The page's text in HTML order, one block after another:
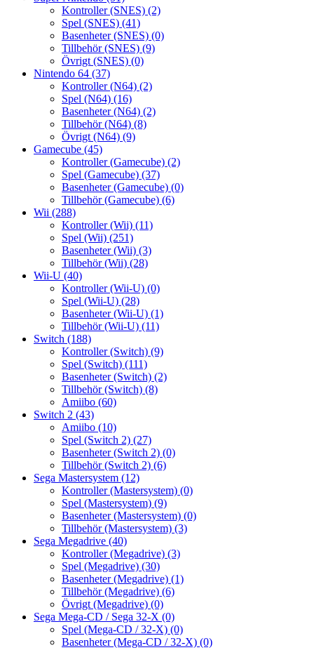
Kontroller (SNES) (2)
Spel (SNES) (41)
Basenheter (SNES) (0)
Tillbehör (SNES) (9)
Övrigt (SNES) (0)
Nintendo 64 (37)
Kontroller (N64) (2)
Spel (N64) (16)
Basenheter (N64) (2)
Tillbehör (N64) (8)
Övrigt (N64) (9)
Gamecube (45)
Kontroller (Gamecube) (2)
Spel (Gamecube) (37)
Basenheter (Gamecube) (0)
Tillbehör (Gamecube) (6)
Wii (288)
Kontroller (Wii) (11)
Spel (Wii) (251)
Basenheter (Wii) (3)
Tillbehör (Wii) (28)
Wii-U (40)
Kontroller (Wii-U) (0)
Spel (Wii-U) (28)
Basenheter (Wii-U) (1)
Tillbehör (Wii-U) (11)
Switch (188)
Kontroller (Switch) (9)
Spel (Switch) (111)
Basenheter (Switch) (2)
Tillbehör (Switch) (8)
Amiibo (60)
Switch 2 (43)
Amiibo (10)
Spel (Switch 2) (27)
Basenheter (Switch 2) (0)
Tillbehör (Switch 2) (6)
Sega Mastersystem (12)
Kontroller (Mastersystem) (0)
Spel (Mastersystem) (9)
Basenheter (Mastersystem) (0)
Tillbehör (Mastersystem) (3)
Sega Megadrive (40)
Kontroller (Megadrive) (3)
Spel (Megadrive) (30)
Basenheter (Megadrive) (1)
Tillbehör (Megadrive) (6)
Övrigt (Megadrive) (0)
Sega Mega-CD / Sega 32-X (0)
Spel (Mega-CD / 32-X) (0)
Basenheter (Mega-CD / 32-X) (0)